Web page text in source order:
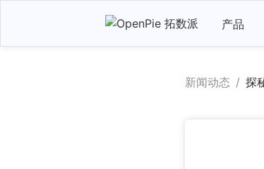
产品
新闻动态 / 探